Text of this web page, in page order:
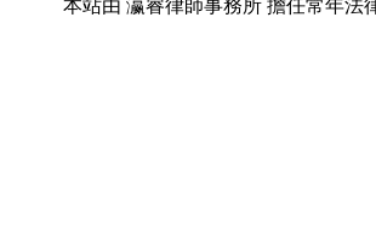
本站由 瀛睿律師事務所 擔任常年法